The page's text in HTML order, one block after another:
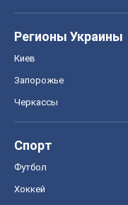
Регионы Украины
Киев
Запорожье
Черкассы
Спорт
Футбол
Хоккей